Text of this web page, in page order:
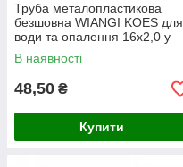
Труба металопластикова
безшовна WIANGI KOES для
води та опалення 16х2,0 у
картоні.
В наявності
48,50 ₴
Купити